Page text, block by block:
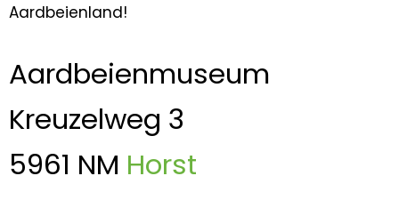
Aardbeienland!
Aardbeienmuseum
Kreuzelweg 3
5961 NM Horst